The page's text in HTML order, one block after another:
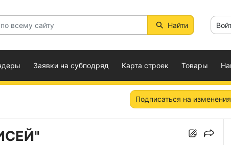
Найти
Заявки на субподряд Карта строек Товары
Подписаться на изменения